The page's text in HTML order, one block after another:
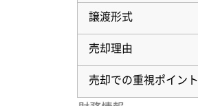
譲渡形式
売却理由
売却での重視ポイント